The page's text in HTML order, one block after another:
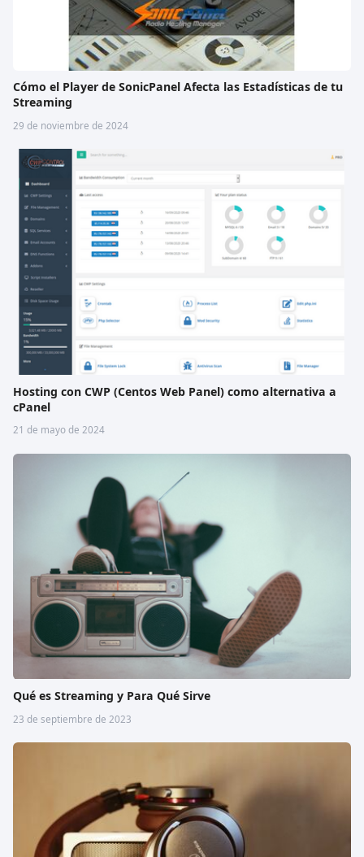
Cómo el Player de SonicPanel Afecta las Estadísticas de tu
Streaming
29 de noviembre de 2024
Hosting con CWP (Centos Web Panel) como alternativa a
cPanel
21 de mayo de 2024
Qué es Streaming y Para Qué Sirve
23 de septiembre de 2023